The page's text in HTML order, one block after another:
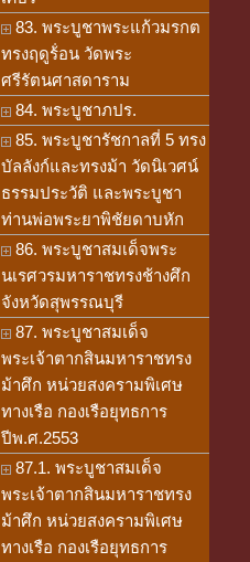
83. พระบูชาพระแก้วมรกต
ทรงฤดูร้่อน วัดพระ
ศรีรัตนศาสดาราม
84. พระบูชาภปร.
85. พระบูชารัชกาลที่ 5 ทรง
บัลลังก์และทรงม้า วัดนิเวศน์
ธรรมประวัติ และพระบูชา
ท่านพ่อพระยาพิชัยดาบหัก
86. พระบูชาสมเด็จพระ
นเรศวรมหาราชทรงช้างศึก
จังหวัดสุพรรณบุรี
87. พระบูชาสมเด็จ
พระเจ้าตากสินมหาราชทรง
ม้าศึก หน่วยสงครามพิเศษ
ทางเรือ กองเรือยุทธการ
ปีพ.ศ.2553
87.1. พระบูชาสมเด็จ
พระเจ้าตากสินมหาราชทรง
ม้าศึก หน่วยสงครามพิเศษ
ทางเรือ กองเรือยุทธการ